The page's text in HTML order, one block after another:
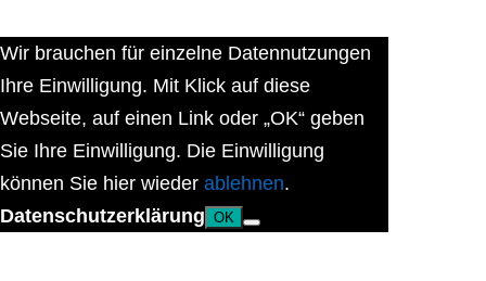
Wir brauchen für einzelne Datennutzungen
Ihre Einwilligung. Mit Klick auf diese
Webseite, auf einen Link oder „OK“ geben
Sie Ihre Einwilligung. Die Einwilligung
können Sie hier wieder ablehnen.
Datenschutzerklärung OK